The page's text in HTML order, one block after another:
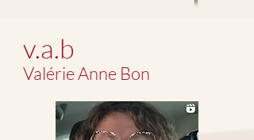
v.a.b
Valérie Anne Bon